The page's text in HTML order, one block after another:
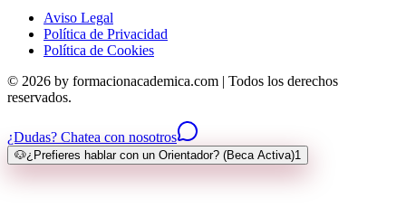
Aviso Legal
Política de Privacidad
Política de Cookies
© 2026 by formacionacademica.com | Todos los derechos
reservados.
¿Dudas? Chatea con nosotros
🐶¿Prefieres hablar con un Orientador? (Beca Activa)1